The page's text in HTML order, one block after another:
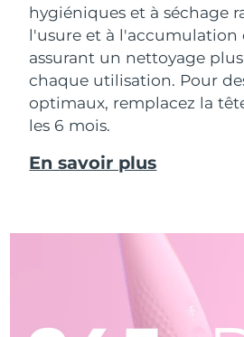
hygiéniques et à séchage
l'usure et à l'accumulation
assurant un nettoyage
chaque utilisation. Pour
optimaux, remplacez la
les 6 mois.
En savoir plus